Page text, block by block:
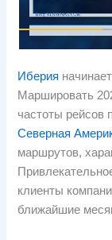
Иберия
Маршировать
частоты рейсов
Северная
маршрутов,
клиенты
ближайшие